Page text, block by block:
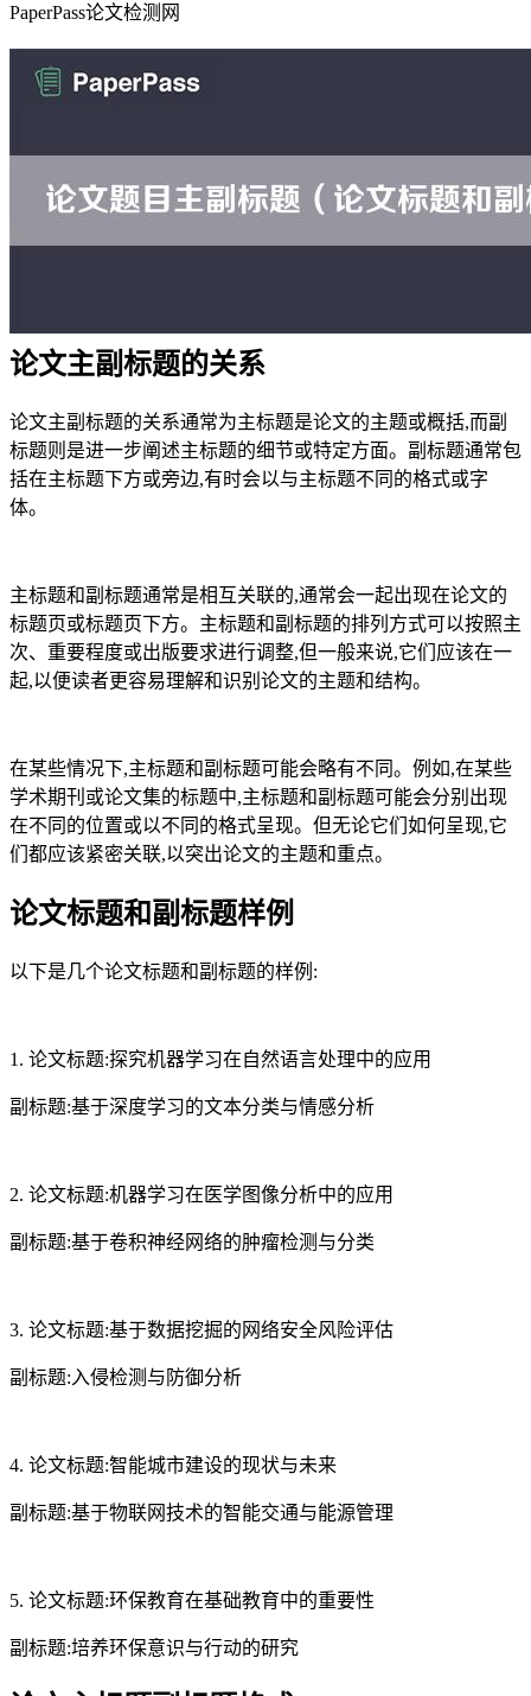
PaperPass论文检测网
论文主副标题的关系
论文主副标题的关系通常为主标题是论文的主题或概括,而副
标题则是进一步阐述主标题的细节或特定方面。副标题通常包
括在主标题下方或旁边,有时会以与主标题不同的格式或字
体。
主标题和副标题通常是相互关联的,通常会一起出现在论文的
标题页或标题页下方。主标题和副标题的排列方式可以按照主
次、重要程度或出版要求进行调整,但一般来说,它们应该在一
起,以便读者更容易理解和识别论文的主题和结构。
在某些情况下,主标题和副标题可能会略有不同。例如,在某些
学术期刊或论文集的标题中,主标题和副标题可能会分别出现
在不同的位置或以不同的格式呈现。但无论它们如何呈现,它
们都应该紧密关联,以突出论文的主题和重点。
论文标题和副标题样例
以下是几个论文标题和副标题的样例:
1. 论文标题:探究机器学习在自然语言处理中的应用
副标题:基于深度学习的文本分类与情感分析
2. 论文标题:机器学习在医学图像分析中的应用
副标题:基于卷积神经网络的肿瘤检测与分类
3. 论文标题:基于数据挖掘的网络安全风险评估
副标题:入侵检测与防御分析
4. 论文标题:智能城市建设的现状与未来
副标题:基于物联网技术的智能交通与能源管理
5. 论文标题:环保教育在基础教育中的重要性
副标题:培养环保意识与行动的研究